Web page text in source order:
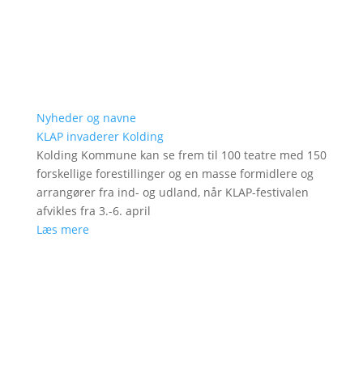
Nyheder og navne
KLAP invaderer Kolding
Kolding Kommune kan se frem til 100 teatre med 150
forskellige forestillinger og en masse formidlere og
arrangører fra ind- og udland, når KLAP-festivalen
afvikles fra 3.-6. april
Læs mere